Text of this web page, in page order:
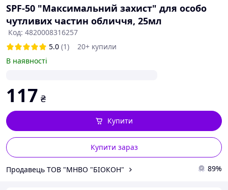
SPF-50 "Максимальний захист" для особо
чутливих частин обличчя, 25мл
Код: 4820008316257
5.0 (1)
20+ купили
В наявності
117 ₴
Купити зараз
Купити
Продавець ТОВ "МНВО "БІОКОН" 89%